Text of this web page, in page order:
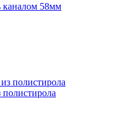
каналом 58мм